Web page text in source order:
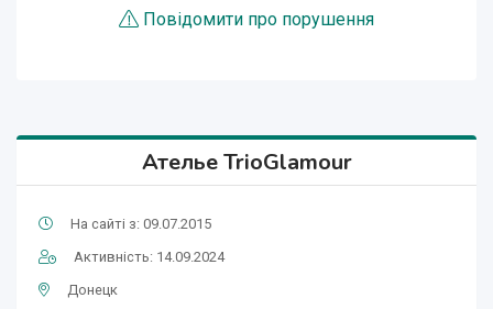
Повідомити про порушення
Ателье TrioGlamour
На сайті з: 09.07.2015
Активність: 14.09.2024
Донецк